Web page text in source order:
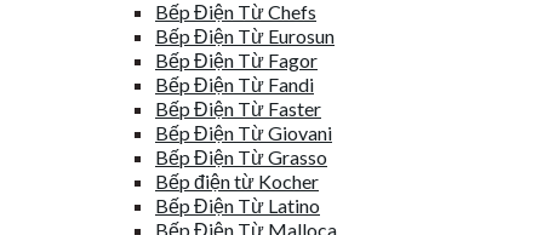
Bếp Điện Từ Chefs
Bếp Điện Từ Eurosun
Bếp Điện Từ Fagor
Bếp Điện Từ Fandi
Bếp Điện Từ Faster
Bếp Điện Từ Giovani
Bếp Điện Từ Grasso
Bếp điện từ Kocher
Bếp Điện Từ Latino
Bếp Điện Từ Malloca